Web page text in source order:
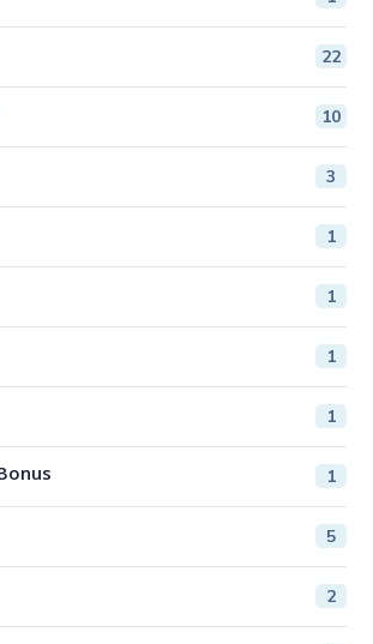
22
10
3
1
1
1
1
1
5
2